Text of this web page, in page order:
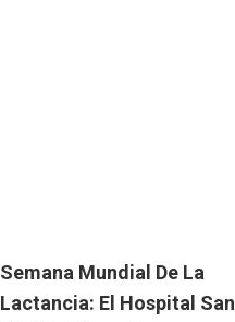
Semana Mundial De La
Lactancia: El Hospital San